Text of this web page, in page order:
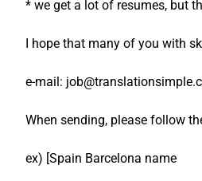
* we get a lot of resumes, but
I hope that many of you with
e-mail:
When sending, please follow
ex) [Spain Barcelona name